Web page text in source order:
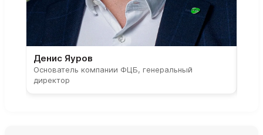
Денис Яуров
Основатель компании ФЦБ, генеральный
директор